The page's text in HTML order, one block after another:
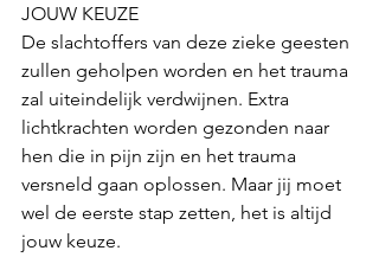
JOUW KEUZE
De slachtoffers van deze zieke geesten
zullen geholpen worden en het trauma
zal uiteindelijk verdwijnen. Extra
lichtkrachten worden gezonden naar
hen die in pijn zijn en het trauma
versneld gaan oplossen. Maar jij moet
wel de eerste stap zetten, het is altijd
jouw keuze.